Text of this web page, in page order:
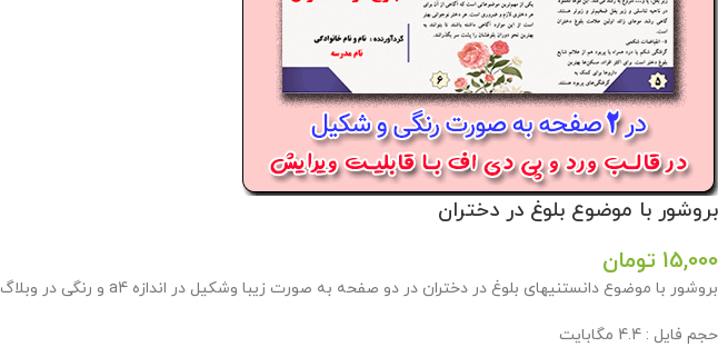
بروشور با موضوع بلوغ در دختران
15,000 تومان
بروشور با موضوع دانستنیهای بلوغ در دختران در دو صفحه به صورت زیبا وشکیل در اندازه a4 و رنگی در وبلاگ معاون پرورشی طراحی و تولید گردید .
حجم فایل : 4.4 مگابایت